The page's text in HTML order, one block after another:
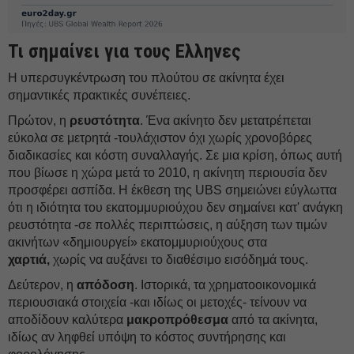
Τι σημαίνει για τους Ελληνες
Η υπερσυγκέντρωση του πλούτου σε ακίνητα έχει
σημαντικές πρακτικές συνέπειες.
Πρώτον, η ρευστότητα. Ένα ακίνητο δεν μετατρέπεται
εύκολα σε μετρητά -τουλάχιστον όχι χωρίς χρονοβόρες
διαδικασίες και κόστη συναλλαγής. Σε μια κρίση, όπως αυτή
που βίωσε η χώρα μετά το 2010, η ακίνητη περιουσία δεν
προσφέρει ασπίδα. Η έκθεση της UBS σημειώνει εύγλωττα
ότι η ιδιότητα του εκατομμυριούχου δεν σημαίνει κατ' ανάγκη
ρευστότητα -σε πολλές περιπτώσεις, η αύξηση των τιμών
ακινήτων «δημιουργεί» εκατομμυριούχους στα
χαρτιά, χωρίς να αυξάνει το διαθέσιμο εισόδημά τους.
Δεύτερον, η απόδοση. Ιστορικά, τα χρηματοοικονομικά
περιουσιακά στοιχεία -και ιδίως οι μετοχές- τείνουν να
αποδίδουν καλύτερα μακροπρόθεσμα από τα ακίνητα,
ιδίως αν ληφθεί υπόψη το κόστος συντήρησης και